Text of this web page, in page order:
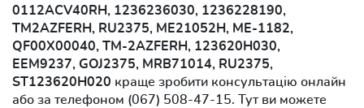
0112ACV40RH, 1236236030, 1236228190,
TM2AZFERH, RU2375, ME21052H, ME-1182,
QF00X00040, TM-2AZFERH, 123620H030,
EEM9237, GOJ2375, MRB71014, RU2375,
ST123620H020 краще зробити консультацію онлайн
або за телефоном (067) 508-47-15. Тут ви можете